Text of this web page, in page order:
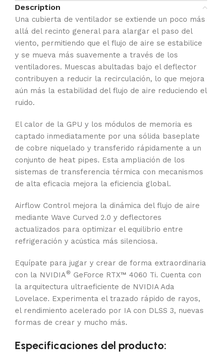
Description
Una cubierta de ventilador se extiende un poco más
allá del recinto general para alargar el paso del
viento, permitiendo que el flujo de aire se estabilice
y se mueva más suavemente a través de los
ventiladores. Muescas abultadas bajo el deflector
contribuyen a reducir la recirculación, lo que mejora
aún más la estabilidad del flujo de aire reduciendo el
ruido.
El calor de la GPU y los módulos de memoria es
captado inmediatamente por una sólida baseplate
de cobre niquelado y transferido rápidamente a un
conjunto de heat pipes. Esta ampliación de los
sistemas de transferencia térmica con mecanismos
de alta eficacia mejora la eficiencia global.
Airflow Control mejora la dinámica del flujo de aire
mediante Wave Curved 2.0 y deflectores
actualizados para optimizar el equilibrio entre
refrigeración y acústica más silenciosa.
Equípate para jugar y crear de forma extraordinaria
con la NVIDIA® GeForce RTX™ 4060 Ti. Cuenta con
la arquitectura ultraeficiente de NVIDIA Ada
Lovelace. Experimenta el trazado rápido de rayos,
el rendimiento acelerado por IA con DLSS 3, nuevas
formas de crear y mucho más.
Especificaciones del producto: